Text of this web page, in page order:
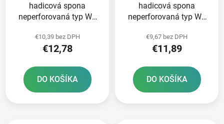
hadicová spona
neperforovaná typ W1
NORMACLAMP TORRO -
výroba Nemecko
€10,39 bez DPH
€12,78
DO KOŠÍKA
hadicová spona
neperforovaná typ W1
NORMACLAMP TORRO -
výroba Nemecko
€9,67 bez DPH
€11,89
DO KOŠÍKA